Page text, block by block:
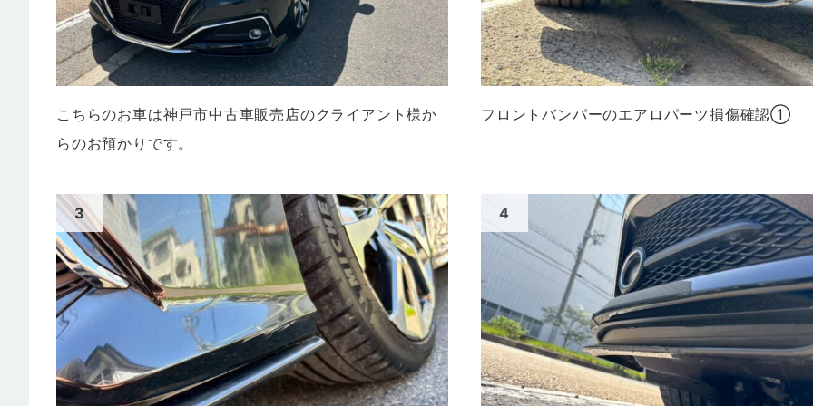
こちらのお車は神戸市中古車販売店のクライアント様か
らのお預かりです。
フロントバンパーのエアロパーツ損傷確認①